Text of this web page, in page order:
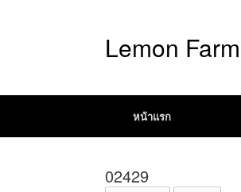
Lemon
หน้าแรก
02429